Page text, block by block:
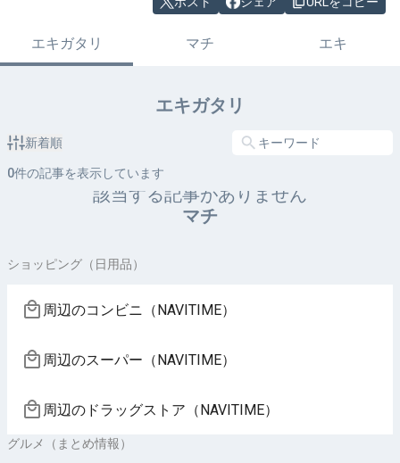
エキガタリ マチ エキ
エキガタリ
新着順
0件の記事を表示しています
該当する記事がありません
マチ
ショッピング（日用品）
周辺のコンビニ（NAVITIME）
周辺のスーパー（NAVITIME）
周辺のドラッグストア（NAVITIME）
グルメ（まとめ情報）